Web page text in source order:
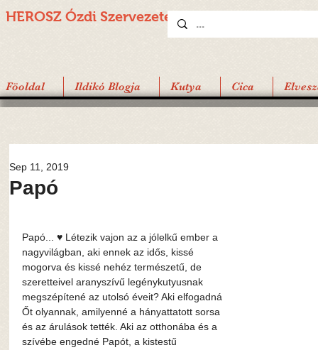
HEROSZ Ózdi Szervezete
Föoldal Ildikó Blogja Kutya Cica
Papó
Sep 11, 2019
Papó... ♥️ Létezik vajon az a jólelkű ember a
nagyvilágban, aki ennek az idős, kissé
mogorva és kissé nehéz természetű, de
szeretteivel aranyszívű legénykutyusnak
megszépítené az utolsó éveit? Aki elfogadná
Őt olyannak, amilyenné a hányattatott sorsa
és az árulások tették. Aki az otthonába és a
szívébe engedné Papót, a kistestű